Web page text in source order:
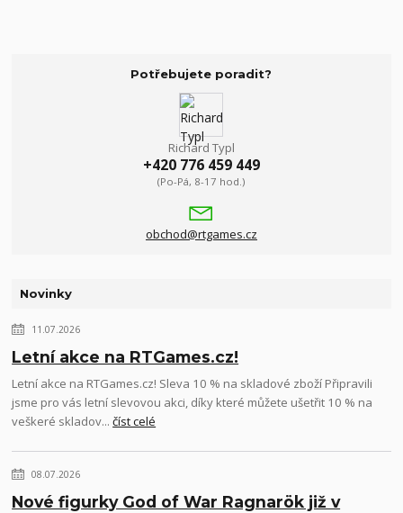
Potřebujete poradit?
Richard Typl
+420 776 459 449
(Po-Pá, 8-17 hod.)
obchod@rtgames.cz
Novinky
11.07.2026
Letní akce na RTGames.cz!
Letní akce na RTGames.cz! Sleva 10 % na skladové zboží Připravili
jsme pro vás letní slevovou akci, díky které můžete ušetřit 10 % na
veškeré skladov...číst celé
08.07.2026
Nové figurky God of War Ragnarök již v